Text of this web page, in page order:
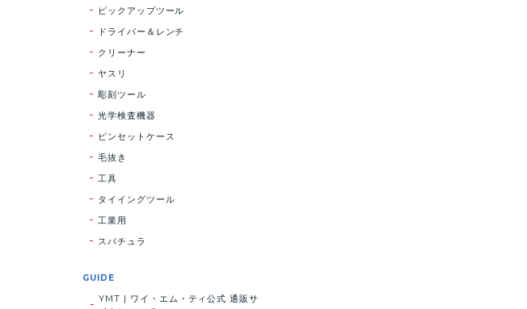
ピックアップツール
ドライバー＆レンチ
クリーナー
ヤスリ
彫刻ツール
光学検査機器
ピンセットケース
毛抜き
工具
タイイングツール
工業用
スパチュラ
GUIDE
YMT | ワイ・エム・ティ公式 通販サ